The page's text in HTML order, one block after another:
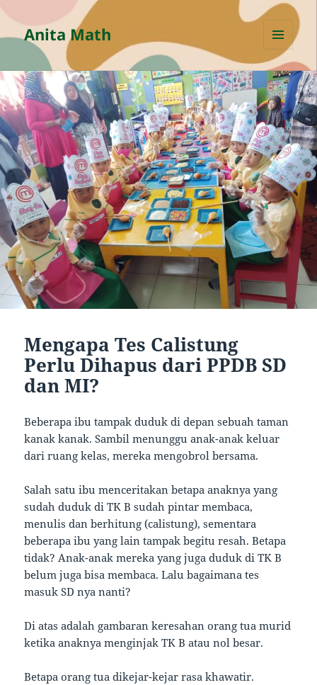
Anita Math
MENU
AND
WIDGETS
Mengapa Tes Calistung
Perlu Dihapus dari PPDB SD
dan MI?
Beberapa ibu tampak duduk di depan sebuah taman
kanak kanak. Sambil menunggu anak-anak keluar
dari ruang kelas, mereka mengobrol bersama.
Salah satu ibu menceritakan betapa anaknya yang
sudah duduk di TK B sudah pintar membaca,
menulis dan berhitung (calistung), sementara
beberapa ibu yang lain tampak begitu resah. Betapa
tidak? Anak-anak mereka yang juga duduk di TK B
belum juga bisa membaca. Lalu bagaimana tes
masuk SD nya nanti?
Di atas adalah gambaran keresahan orang tua murid
ketika anaknya menginjak TK B atau nol besar.
Betapa orang tua dikejar-kejar rasa khawatir.